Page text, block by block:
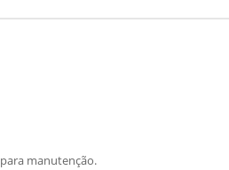
manutenção.